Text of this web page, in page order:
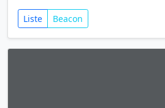
Liste Beacon